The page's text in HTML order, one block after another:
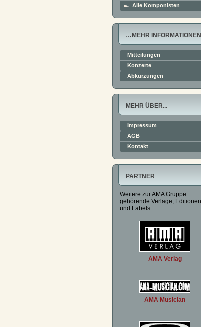
Alle Komponisten
…MEHR INFORMATIONEN
Mitteilungen
Konzerte
Abkürzungen
MEHR ÜBER...
Impressum
AGB
Kontakt
PARTNER
Weitere zur AMA Gruppe
gehörende Verlage, Editionen
und Labels:
AMA Verlag
AMA Musician